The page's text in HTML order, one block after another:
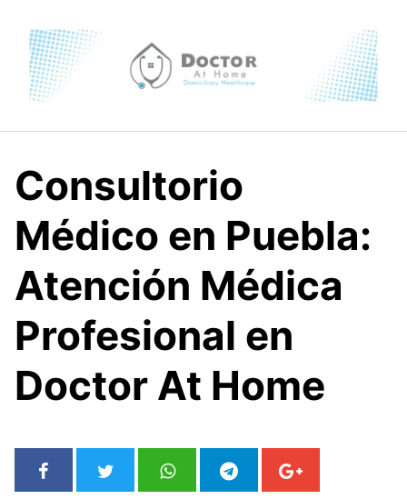
content
Consultorio
Médico en Puebla:
Atención Médica
Profesional en
Doctor At Home